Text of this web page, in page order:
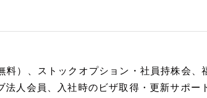
料）、ストックオプション・社員持株会、
法人会員、入社時のビザ取得・更新サポー